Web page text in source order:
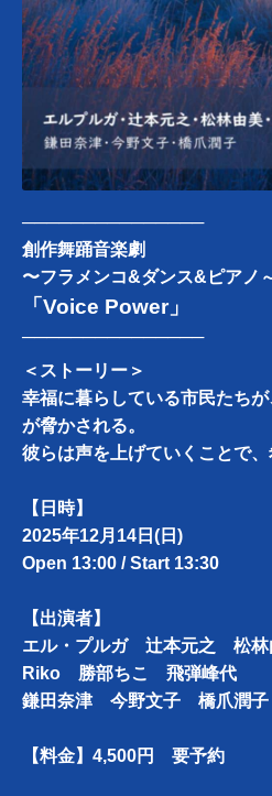
───────────────
創作舞踊音楽劇
〜フラメンコ&ダンス&ピアノ
「Voice Power」
───────────────
＜ストーリー＞
幸福に暮らしている市民たち
が脅かされる。
彼らは声を上げていくことで、
【日時】
2025年12月14日(日)
Open 13:00 / Start 13:30
【出演者】
エル・プルガ 辻󠄀本元之 松林
Riko 勝部ちこ 飛弾峰代
鎌田奈津 今野文子 橋爪潤子
【料金】4,500円 要予約